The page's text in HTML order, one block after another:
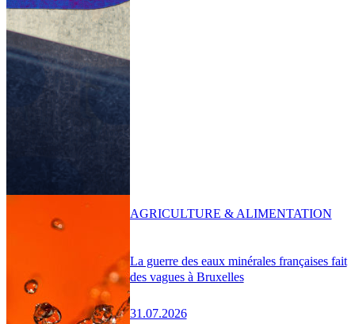
La guerre des eaux minérales françaises fait
des vagues à Bruxelles
31.07.2026
AGRICULTURE & ALIMENTATION